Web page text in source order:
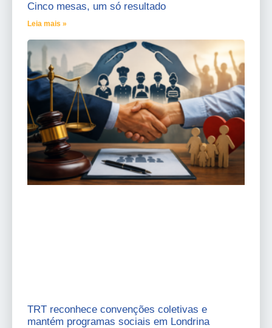
Cinco mesas, um só resultado
Leia mais »
TRT reconhece convenções coletivas e
mantém programas sociais em Londrina